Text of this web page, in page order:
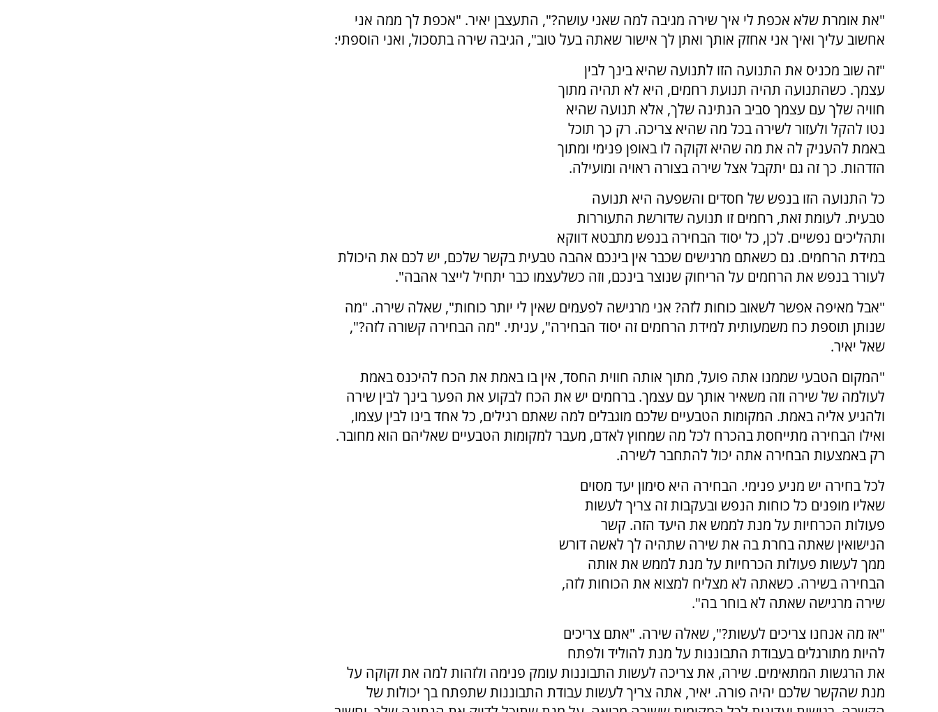
"את אומרת שלא אכפת לי איך שירה מגיבה למה שאני עושה?", התעצבן יאיר. "אכפת לך ממה אני
אחשוב עליך ואיך אני אחזק אותך ואתן לך אישור שאתה בעל טוב", הגיבה שירה בתסכול, ואני הוספתי:
"זה שוב מכניס את התנועה הזו לתנועה שהיא בינך לבין
עצמך. כשהתנועה תהיה תנועת רחמים, היא לא תהיה מתוך
חוויה שלך עם עצמך סביב הנתינה שלך, אלא תנועה שהיא
נטו להקל ולעזור לשירה בכל מה שהיא צריכה. רק כך תוכל
באמת להעניק לה את מה שהיא זקוקה לו באופן פנימי ומתוך
הזדהות. כך זה גם יתקבל אצל שירה בצורה ראויה ומועילה.
כל התנועה הזו בנפש של חסדים והשפעה היא תנועה
טבעית. לעומת זאת, רחמים זו תנועה שדורשת התעוררות
ותהליכים נפשיים. לכן, כל יסוד הבחירה בנפש מתבטא דווקא
במידת הרחמים. גם כשאתם מרגישים שכבר אין בינכם אהבה טבעית בקשר שלכם, יש לכם את היכולת
לעורר בנפש את הרחמים על הריחוק שנוצר בינכם, וזה כשלעצמו כבר יתחיל לייצר אהבה".
"אבל מאיפה אפשר לשאוב כוחות לזה? אני מרגישה לפעמים שאין לי יותר כוחות", שאלה שירה. "מה
שנותן תוספת כח משמעותית למידת הרחמים זה יסוד הבחירה", עניתי. "מה הבחירה קשורה לזה?",
שאל יאיר.
"המקום הטבעי שממנו אתה פועל, מתוך אותה חווית החסד, אין בו באמת את הכח להיכנס באמת
לעולמה של שירה וזה משאיר אותך עם עצמך. ברחמים יש את הכח לבקוע את הפער בינך לבין שירה
ולהגיע אליה באמת. המקומות הטבעיים שלכם מוגבלים למה שאתם רגילים, כל אחד בינו לבין עצמו,
ואילו הבחירה מתייחסת בהכרח לכל מה שמחוץ לאדם, מעבר למקומות הטבעיים שאליהם הוא מחובר.
רק באמצעות הבחירה אתה יכול להתחבר לשירה.
לכל בחירה יש מניע פנימי. הבחירה היא סימון יעד מסוים
שאליו מופנים כל כוחות הנפש ובעקבות זה צריך לעשות
פעולות הכרחיות על מנת לממש את היעד הזה. קשר
הנישואין שאתה בחרת בה את שירה שתהיה לך לאשה דורש
ממך לעשות פעולות הכרחיות על מנת לממש את אותה
הבחירה בשירה. כשאתה לא מצליח למצוא את הכוחות לזה,
שירה מרגישה שאתה לא בוחר בה".
"אז מה אנחנו צריכים לעשות?", שאלה שירה. "אתם צריכים
להיות מתורגלים בעבודת התבוננות על מנת להוליד ולפתח
את הרגשות המתאימים. שירה, את צריכה לעשות התבוננות עומק פנימה ולזהות למה את זקוקה על
מנת שהקשר שלכם יהיה פורה. יאיר, אתה צריך לעשות עבודת התבוננות שתפתח בך יכולות של